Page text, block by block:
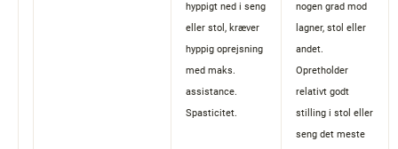
hyppigt ned i seng
eller stol, kræver
hyppig oprejsning
med maks.
assistance.
Spasticitet.
nogen grad mod
lagner, stol eller
andet.
Opretholder
relativt godt
stilling i stol eller
seng det meste